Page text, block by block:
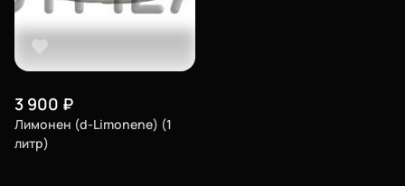
3 900 ₽
Лимонен (d-Limonene) (1
литр)
Город
Екатеринбург
Телефон
8-800-234-47-78
Адрес